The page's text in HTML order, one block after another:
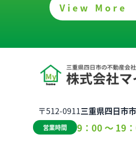
View More
〒512-0911三重県四日市
営業時間 9：00 ～ 19